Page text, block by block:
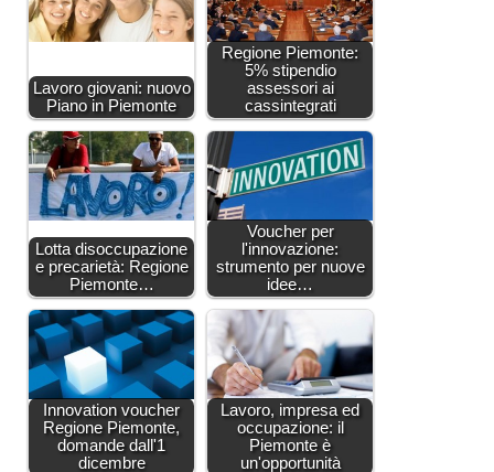
Lavoro giovani: nuovo
Piano in Piemonte
Regione Piemonte:
5% stipendio
assessori ai
cassintegrati
Lotta disoccupazione
e precarietà: Regione
Piemonte…
Voucher per
l'innovazione:
strumento per nuove
idee…
Innovation voucher
Regione Piemonte,
domande dall'1
dicembre
Lavoro, impresa ed
occupazione: il
Piemonte è
un'opportunità